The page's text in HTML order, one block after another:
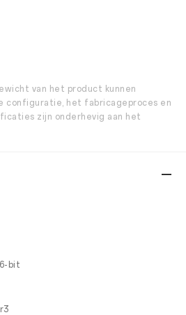
van het product kunnen
configuratie, het fabricageproces en
zijn onderhevig aan het
bit